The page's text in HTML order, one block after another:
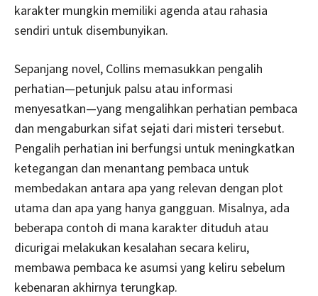
karakter mungkin memiliki agenda atau rahasia
sendiri untuk disembunyikan.
Sepanjang novel, Collins memasukkan pengalih
perhatian—petunjuk palsu atau informasi
menyesatkan—yang mengalihkan perhatian pembaca
dan mengaburkan sifat sejati dari misteri tersebut.
Pengalih perhatian ini berfungsi untuk meningkatkan
ketegangan dan menantang pembaca untuk
membedakan antara apa yang relevan dengan plot
utama dan apa yang hanya gangguan. Misalnya, ada
beberapa contoh di mana karakter dituduh atau
dicurigai melakukan kesalahan secara keliru,
membawa pembaca ke asumsi yang keliru sebelum
kebenaran akhirnya terungkap.